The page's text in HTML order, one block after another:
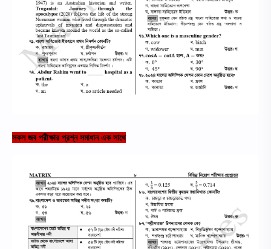
সকল জব পরীক্ষার প্রশ্ন সমাধান এক সাথে